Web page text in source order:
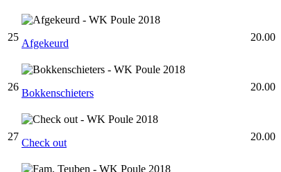
25
Afgekeurd
20.00
26
Bokkenschieters
20.00
27
Check out
20.00